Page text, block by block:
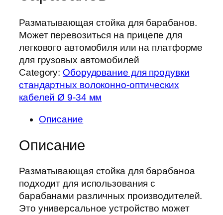
Разматывающая стойка для барабанов.
Может перевозиться на прицепе для
легкового автомобиля или на платформе
для грузовых автомобилей
Category: Оборудование для продувки
стандартных волоконно-оптических
кабелей Ø 9-34 мм
Описание
Описание
Разматывающая стойка для барабаноа
подходит для использования с
барабанами различных производителей.
Это универсальное устройство может